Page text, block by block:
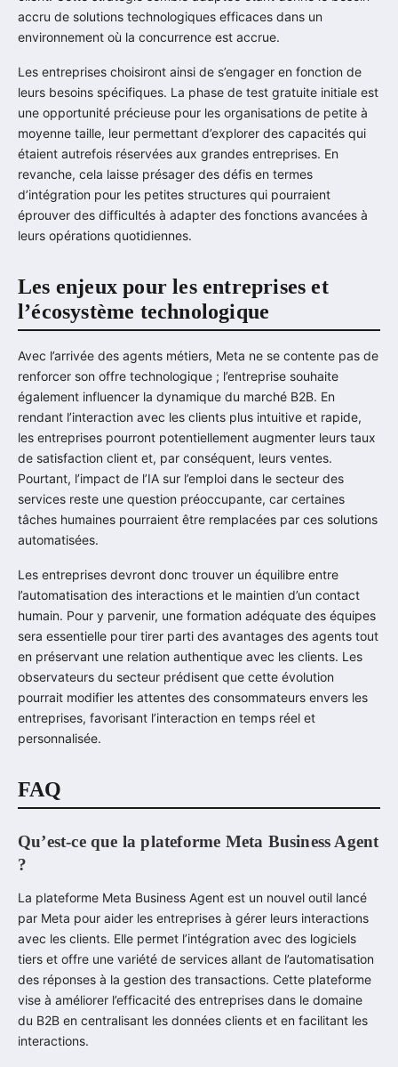
accru de solutions technologiques efficaces dans un
environnement où la concurrence est accrue.
Les entreprises choisiront ainsi de s’engager en fonction de
leurs besoins spécifiques. La phase de test gratuite initiale est
une opportunité précieuse pour les organisations de petite à
moyenne taille, leur permettant d’explorer des capacités qui
étaient autrefois réservées aux grandes entreprises. En
revanche, cela laisse présager des défis en termes
d’intégration pour les petites structures qui pourraient
éprouver des difficultés à adapter des fonctions avancées à
leurs opérations quotidiennes.
Les enjeux pour les entreprises et
l’écosystème technologique
Avec l’arrivée des agents métiers, Meta ne se contente pas de
renforcer son offre technologique ; l’entreprise souhaite
également influencer la dynamique du marché B2B. En
rendant l’interaction avec les clients plus intuitive et rapide,
les entreprises pourront potentiellement augmenter leurs taux
de satisfaction client et, par conséquent, leurs ventes.
Pourtant, l’impact de l’IA sur l’emploi dans le secteur des
services reste une question préoccupante, car certaines
tâches humaines pourraient être remplacées par ces solutions
automatisées.
Les entreprises devront donc trouver un équilibre entre
l’automatisation des interactions et le maintien d’un contact
humain. Pour y parvenir, une formation adéquate des équipes
sera essentielle pour tirer parti des avantages des agents tout
en préservant une relation authentique avec les clients. Les
observateurs du secteur prédisent que cette évolution
pourrait modifier les attentes des consommateurs envers les
entreprises, favorisant l’interaction en temps réel et
personnalisée.
FAQ
Qu’est-ce que la plateforme Meta Business Agent
?
La plateforme Meta Business Agent est un nouvel outil lancé
par Meta pour aider les entreprises à gérer leurs interactions
avec les clients. Elle permet l’intégration avec des logiciels
tiers et offre une variété de services allant de l’automatisation
des réponses à la gestion des transactions. Cette plateforme
vise à améliorer l’efficacité des entreprises dans le domaine
du B2B en centralisant les données clients et en facilitant les
interactions.